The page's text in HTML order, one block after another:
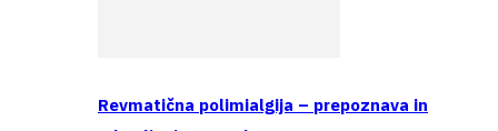
Revmatična polimialgija – prepoznava in